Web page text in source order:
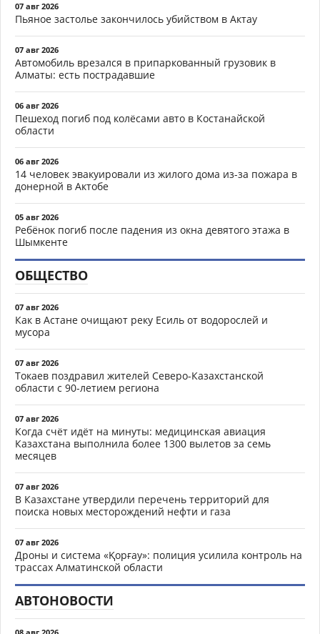
07 авг 2026
Пьяное застолье закончилось убийством в Актау
07 авг 2026
Автомобиль врезался в припаркованный грузовик в
Алматы: есть пострадавшие
06 авг 2026
Пешеход погиб под колёсами авто в Костанайской
области
06 авг 2026
14 человек эвакуировали из жилого дома из-за пожара в
донерной в Актобе
05 авг 2026
Ребёнок погиб после падения из окна девятого этажа в
Шымкенте
ОБЩЕСТВО
07 авг 2026
Как в Астане очищают реку Есиль от водорослей и
мусора
07 авг 2026
Токаев поздравил жителей Северо-Казахстанской
области с 90-летием региона
07 авг 2026
Когда счёт идёт на минуты: медицинская авиация
Казахстана выполнила более 1300 вылетов за семь
месяцев
07 авг 2026
В Казахстане утвердили перечень территорий для
поиска новых месторождений нефти и газа
07 авг 2026
Дроны и система «Қорғау»: полиция усилила контроль на
трассах Алматинской области
АВТОНОВОСТИ